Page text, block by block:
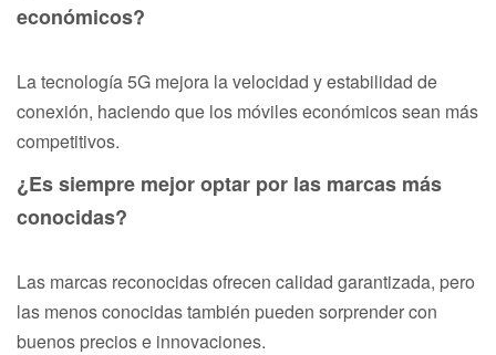
económicos?
La tecnología 5G mejora la velocidad y estabilidad de
conexión, haciendo que los móviles económicos sean más
competitivos.
¿Es siempre mejor optar por las marcas más
conocidas?
Las marcas reconocidas ofrecen calidad garantizada, pero
las menos conocidas también pueden sorprender con
buenos precios e innovaciones.